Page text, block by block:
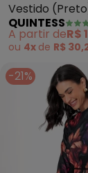
Vestido
Malha de
QUINTESS
A partir deR$
ou 4x de R$
-21%